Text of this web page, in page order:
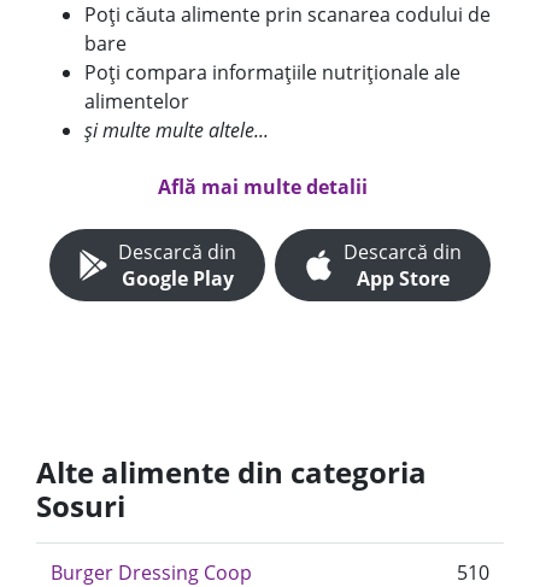
Poți căuta alimente prin scanarea codului de
bare
Poți compara informațiile nutriționale ale
alimentelor
și multe multe altele...
Află mai multe detalii
Descarcă din
Google Play
Descarcă din
App Store
Alte alimente din categoria
Sosuri
Burger Dressing Coop
510